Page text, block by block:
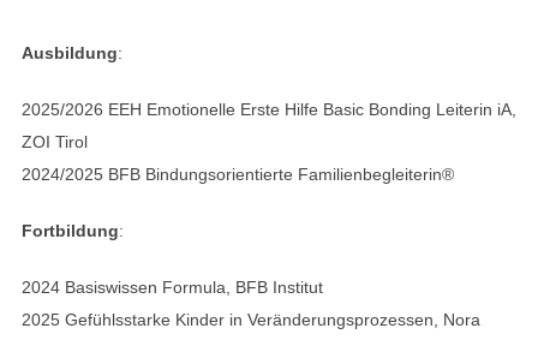
Ausbildung:
2025/2026 EEH Emotionelle Erste Hilfe Basic Bonding Leiterin iA,
ZOI Tirol
2024/2025 BFB Bindungsorientierte Familienbegleiterin®
Fortbildung:
2024 Basiswissen Formula, BFB Institut
2025 Gefühlsstarke Kinder in Veränderungsprozessen, Nora